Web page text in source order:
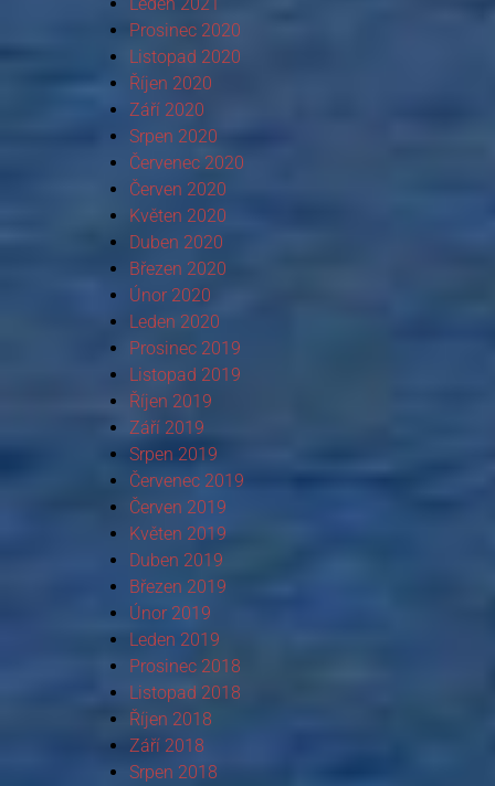
Prosinec 2020
Listopad 2020
Říjen 2020
Září 2020
Srpen 2020
Červenec 2020
Červen 2020
Květen 2020
Duben 2020
Březen 2020
Únor 2020
Leden 2020
Prosinec 2019
Listopad 2019
Říjen 2019
Září 2019
Srpen 2019
Červenec 2019
Červen 2019
Květen 2019
Duben 2019
Březen 2019
Únor 2019
Leden 2019
Prosinec 2018
Listopad 2018
Říjen 2018
Září 2018
Srpen 2018